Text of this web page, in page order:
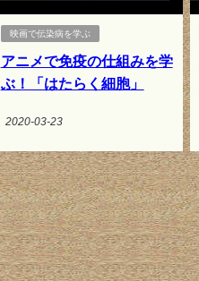
映画で伝染病を学ぶ
アニメで免疫の仕組みを学
ぶ！「はたらく細胞」
2020-03-23